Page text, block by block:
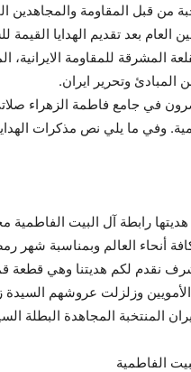
من قبل المقاومة
العام بعد تقديم الهدايا
المشرقة للمقاومة
المبادئ وتحرير ايران.
في جامع فاطمة الزهراء
وفي ما يلي نص مذكرات
هديتها رابطة آل البيت
نقدم لكم هديتنا وهي
وزلزلت عروشهم
المنتخبة المجاهدة البطلة
الفاطمية